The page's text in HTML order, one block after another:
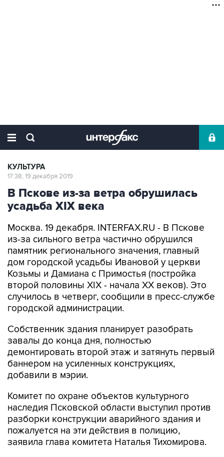
КУЛЬТУРА
17:38, 19 декабря 2019
В Пскове из-за ветра обрушилась
усадьба XIX века
Москва. 19 декабря. INTERFAX.RU - В Пскове
из-за сильного ветра частично обрушился
памятник регионального значения, главный
дом городской усадьбы Ивановой у церкви
Козьмы и Дамиана с Примостья (постройка
второй половины XIX - начала XX веков). Это
случилось в четверг, сообщили в пресс-службе
городской администрации.
Собственник здания планирует разобрать
завалы до конца дня, полностью
демонтировать второй этаж и затянуть первый
баннером на усиленных конструкциях,
добавили в мэрии.
Комитет по охране объектов культурного
наследия Псковской области выступил против
разборки конструкции аварийного здания и
пожалуется на эти действия в полицию,
заявила глава комитета Наталья Тихомирова.